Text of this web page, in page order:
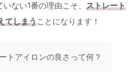
ない1番の理由こそ、 ストレート
てしまうことになります！
トアイロンの良さって何？